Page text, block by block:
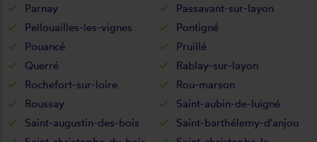
Parnay
Passavant-sur-layon
Pellouailles-les-vignes
Pontigné
Pouancé
Pruillé
Querré
Rablay-sur-layon
Rochefort-sur-loire
Rou-marson
Roussay
Saint-aubin-de-luigné
Saint-augustin-des-bois
Saint-barthélemy-d'anjou